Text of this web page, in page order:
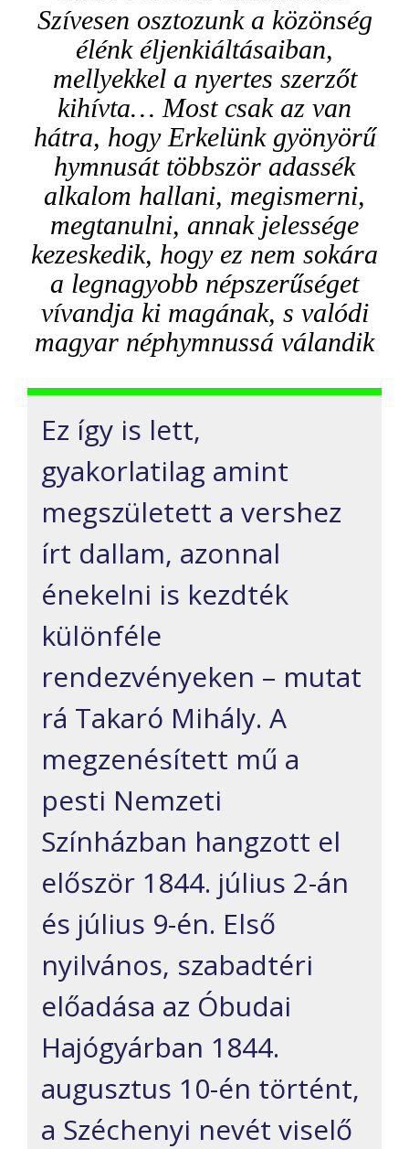
Szívesen osztozunk a közönség
élénk éljenkiáltásaiban,
mellyekkel a nyertes szerzőt
kihívta… Most csak az van
hátra, hogy Erkelünk gyönyörű
hymnusát többször adassék
alkalom hallani, megismerni,
megtanulni, annak jelessége
kezeskedik, hogy ez nem sokára
a legnagyobb népszerűséget
vívandja ki magának, s valódi
magyar néphymnussá válandik
Ez így is lett,
gyakorlatilag amint
megszületett a vershez
írt dallam, azonnal
énekelni is kezdték
különféle
rendezvényeken – mutat
rá Takaró Mihály. A
megzenésített mű a
pesti Nemzeti
Színházban hangzott el
először 1844. július 2-án
és július 9-én. Első
nyilvános, szabadtéri
előadása az Óbudai
Hajógyárban 1844.
augusztus 10-én történt,
a Széchenyi nevét viselő